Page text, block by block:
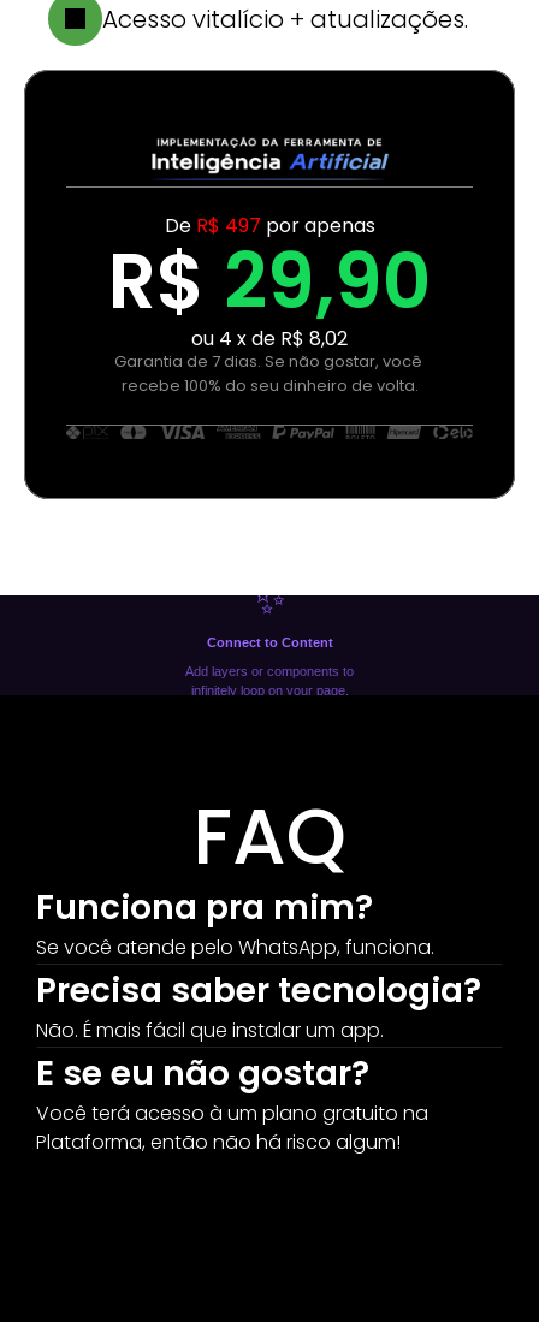
✨
Connect to Content
Add layers or components to
infinitely loop on your page.
Acesso vitalício + atualizações.
De R$ 497 por apenas
R$ 29,90
ou 4 x de R$ 8,02
Garantia de 7 dias. Se não gostar, você
recebe 100% do seu dinheiro de volta.
FAQ
Funciona pra mim?
Se você atende pelo WhatsApp, funciona.
Precisa saber tecnologia?
Não. É mais fácil que instalar um app.
E se eu não gostar?
Você terá acesso à um plano gratuito na
Plataforma, então não há risco algum!